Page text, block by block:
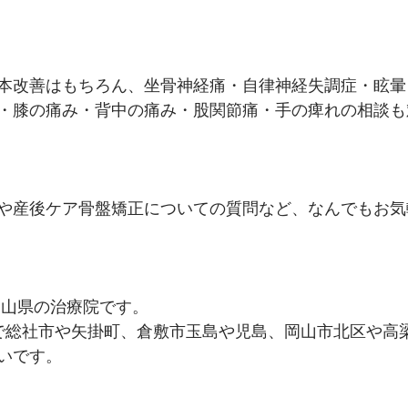
改善はもちろん、坐骨神経痛・自律神経失調症・眩
膝の痛み・背中の痛み・股関節痛・手の痺れの相談
産後ケア骨盤矯正についての質問など、なんでもお
県の治療院です。
社市や矢掛町、倉敷市玉島や児島、岡山市北区や高
です。